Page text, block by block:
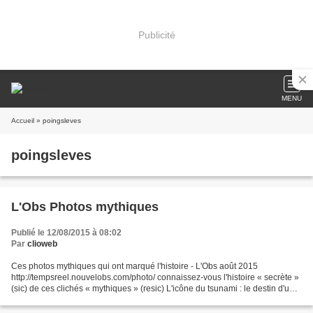
Publicité
MENU
Accueil » poingsleves
poingsleves
L'Obs Photos mythiques
Publié le 12/08/2015 à 08:02
Par clioweb
Ces photos mythiques qui ont marqué l'histoire - L'Obs août 2015
http://tempsreel.nouvelobs.com/photo/ connaissez-vous l'histoire « secrète »
(sic) de ces clichés « mythiques » (resic) L'icône du tsunami : le destin d'une